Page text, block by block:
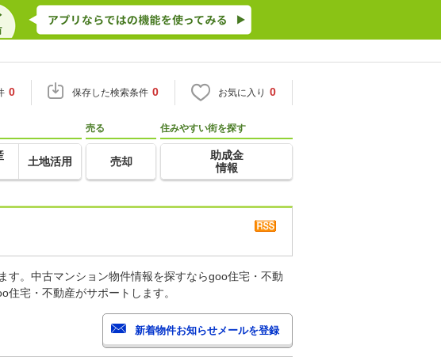
0 保存した検索条件 0 お気に入り 0
土地活用
売る
売却
住みやすい街を探す
助成金
情報
。中古マンション物件情報を探すならgoo住宅・不動
宅・不動産がサポートします。